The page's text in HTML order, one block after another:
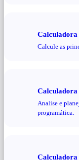
Calculadora
Calcule as
Calculadora
Analise e
programática.
Calculadora